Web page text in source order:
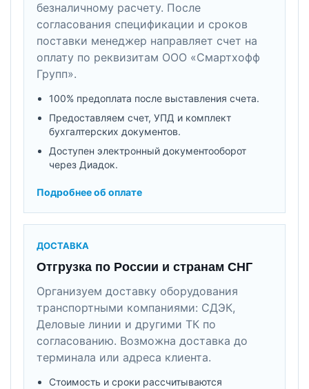
безналичному расчету. После
согласования спецификации и сроков
поставки менеджер направляет счет на
оплату по реквизитам ООО «Смартхофф
Групп».
100% предоплата после выставления счета.
Предоставляем счет, УПД и комплект
бухгалтерских документов.
Доступен электронный документооборот
через Диадок.
Подробнее об оплате
ДОСТАВКА
Отгрузка по России и странам СНГ
Организуем доставку оборудования
транспортными компаниями: СДЭК,
Деловые линии и другими ТК по
согласованию. Возможна доставка до
терминала или адреса клиента.
Стоимость и сроки рассчитываются